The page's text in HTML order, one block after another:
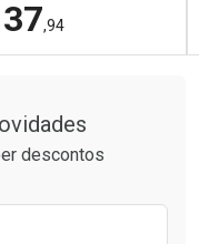
,94
Menos
descontos